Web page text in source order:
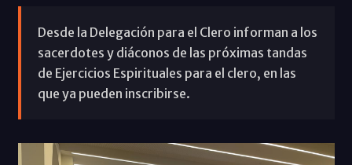
Desde la Delegación para el Clero informan a los
sacerdotes y diáconos de las próximas tandas
de Ejercicios Espirituales para el clero, en las
que ya pueden inscribirse.